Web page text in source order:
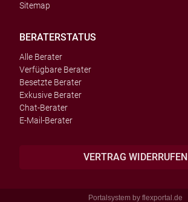
Sitemap
BERATERSTATUS
Alle Berater
Verfügbare Berater
Besetzte Berater
Exkusive Berater
Chat-Berater
E-Mail-Berater
VERTRAG WIDERRUFEN
Portalsystem by flexportal.de